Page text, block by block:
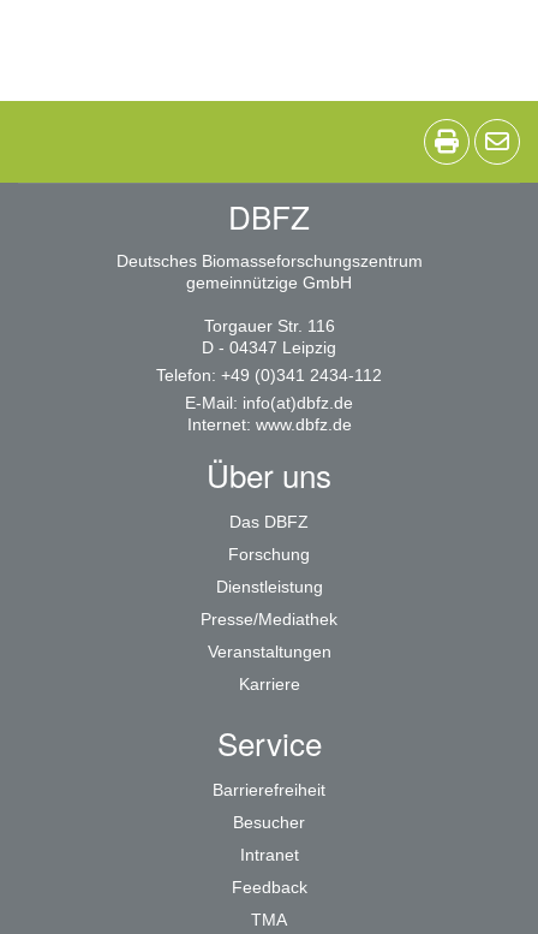
DBFZ
Deutsches Biomasseforschungszentrum
gemeinnützige GmbH
Torgauer Str. 116
D - 04347 Leipzig
Telefon: +49 (0)341 2434-112
E-Mail: info(at)dbfz.de
Internet: www.dbfz.de
Über uns
Das DBFZ
Forschung
Dienstleistung
Presse/Mediathek
Veranstaltungen
Karriere
Service
Barrierefreiheit
Besucher
Intranet
Feedback
TMA